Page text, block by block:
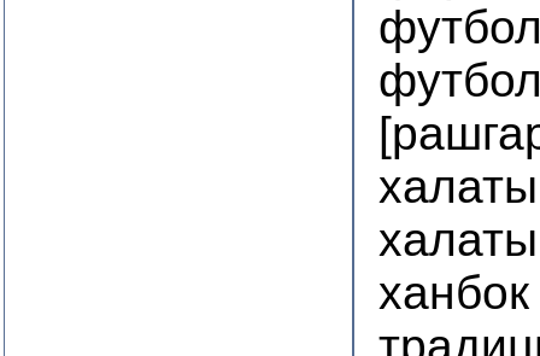
халаты